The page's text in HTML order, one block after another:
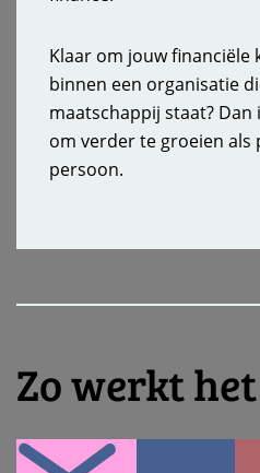
Klaar om jouw financiële
binnen een organisatie
maatschappij staat? Dan
om verder te groeien als
persoon.
Zo werkt